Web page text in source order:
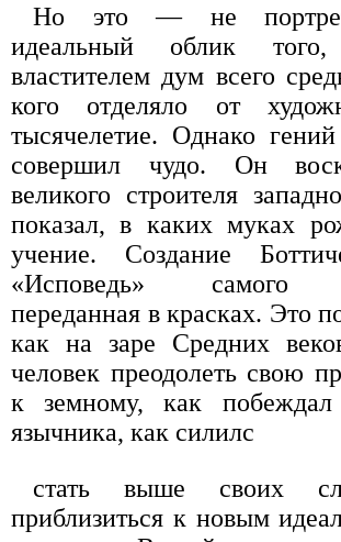
Но это — не
идеальный облик
властителем дум всего
кого отделяло от
тысячелетие. Однако
совершил чудо. Он
великого строителя
показал, в каких муках
учение. Создание
«Исповедь» самого
переданная в красках. Это
как на заре Средних
человек преодолеть свою
к земному, как
язычника, как силилс
стать выше своих
приблизиться к новым